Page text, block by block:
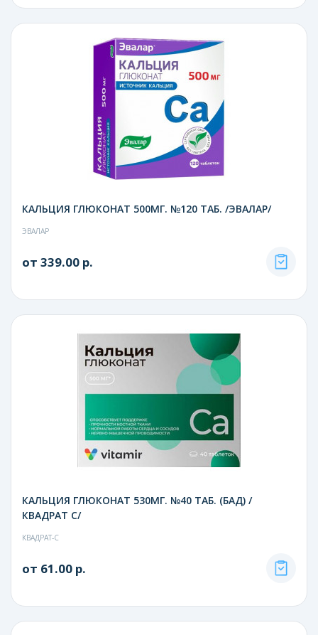
КАЛЬЦИЯ ГЛЮКОНАТ 500МГ. №120 ТАБ. /ЭВАЛАР/
ЭВАЛАР
от 339.00 р.
КАЛЬЦИЯ ГЛЮКОНАТ 530МГ. №40 ТАБ. (БАД) /
КВАДРАТ С/
КВАДРАТ-С
от 61.00 р.